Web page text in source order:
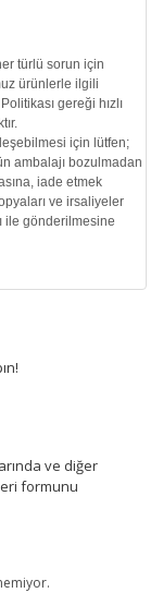
türlü sorun için
ürünlerle ilgili
gereği hızlı
için lütfen;
ambalajı bozulmadan
iade etmek
ve irsaliyeler
ile gönderilmesine
ve diğer
formunu